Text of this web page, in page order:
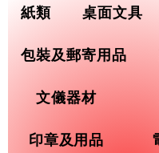
紙類 桌面文具
包裝及郵寄用品
文儀器材
印章及用品